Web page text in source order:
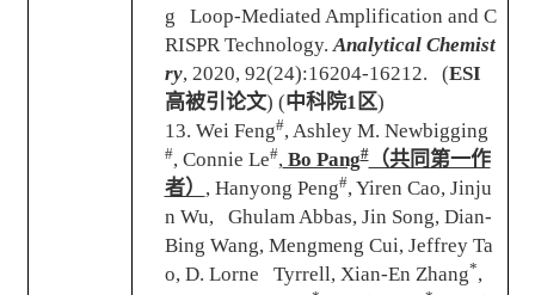
g Loop-Mediated Amplification and C
RISPR Technology.Analytical Chemist
ry, 2020, 92(24):16204-16212. (ESI
高被引论文) (中科院1 区)
13. Wei Feng#, Ashley M. Newbigging
#, Connie Le#,Bo Pang#（共同第一作
者） , Hanyong Peng#, Yiren Cao, Jinju
n Wu, Ghulam Abbas, Jin Song, Dian-
Bing Wang, Mengmeng Cui, Jeffrey Ta
o, D. Lorne Tyrrell, Xian-En Zhang*,